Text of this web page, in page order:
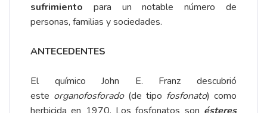
sufrimiento para un notable número de
personas, familias y sociedades.
ANTECEDENTES
El químico John E. Franz descubrió
este organofosforado(de tipo fosfonato) como